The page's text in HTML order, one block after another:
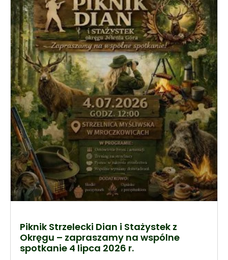
Piknik Strzelecki Dian i Stażystek z
Okręgu – zapraszamy na wspólne
spotkanie 4 lipca 2026 r.